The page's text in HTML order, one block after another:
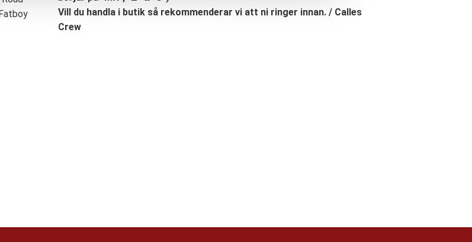
Vill du handla i butik så rekommenderar vi att ni ringer innan. / Calles
Crew